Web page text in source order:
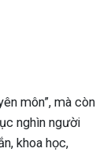
môn”, mà còn
nghìn người
khoa học,